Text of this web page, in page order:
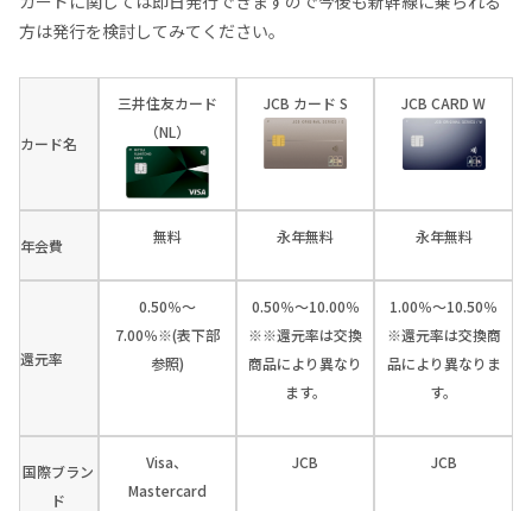
方は発行を検討してみてください。
カード名
三井住友カード
（NL）
JCB カード S JCB CARD W
年会費 無料 永年無料 永年無料
還元率
0.50％～
7.00％※(表下部
参照)
0.50％～10.00％
※※還元率は交換
商品により異なり
ます。
1.00％～10.50％
※還元率は交換商
品により異なりま
す。
国際ブラン
ド
Visa、
Mastercard
JCB JCB